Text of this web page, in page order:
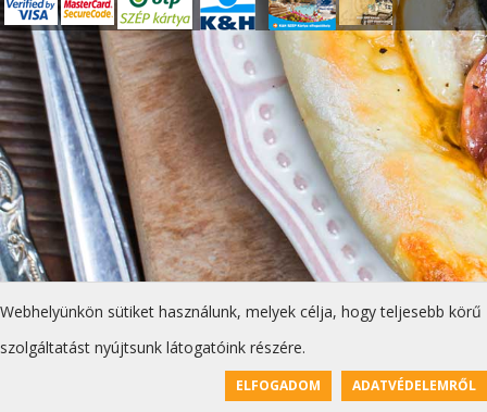
Webhelyünkön sütiket használunk, melyek célja, hogy teljesebb körű
szolgáltatást nyújtsunk látogatóink részére.
ELFOGADOM ADATVÉDELEMRŐL